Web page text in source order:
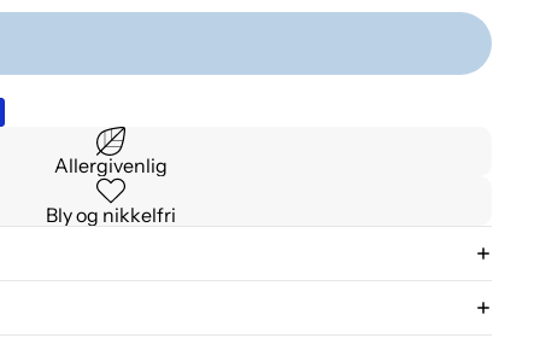
Allergivenlig
Bly og nikkelfri